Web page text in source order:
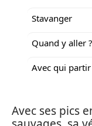
Stavanger
Quand y aller ?
Avec qui
Avec ses pics